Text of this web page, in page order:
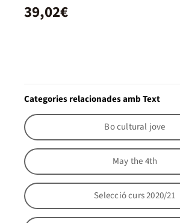
39,02€
Categories relacionades amb Text
Bo cultural jove
May the 4th
Selecció curs 2020/21